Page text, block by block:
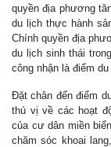
quyền địa phương
du lịch thực hành
Chính quyền địa
du lịch sinh thái
công nhận là điểm
Đặt chân đến điểm
thú vị về các hoạt
của cư dân miền
chăm sóc khoai